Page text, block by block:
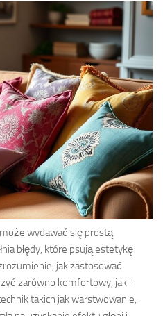
wydawać się prostą
błędy, które psują estetykę
jak zastosować
zarówno komfortowy, jak i
takich jak warstwowanie,